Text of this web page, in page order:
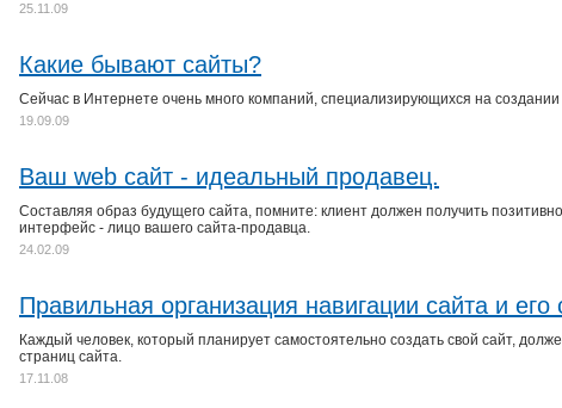
25.11.09
Какие бывают сайты?
Сейчас в Интернете очень много компаний, специализирующихся на
19.09.09
Ваш web сайт - идеальный продавец.
Составляя образ будущего сайта, помните: клиент должен получить
интерфейс - лицо вашего сайта-продавца.
24.02.09
Правильная организация навигации сайта и его
Каждый человек, который планирует самостоятельно создать свой сайт,
страниц сайта.
17.11.08